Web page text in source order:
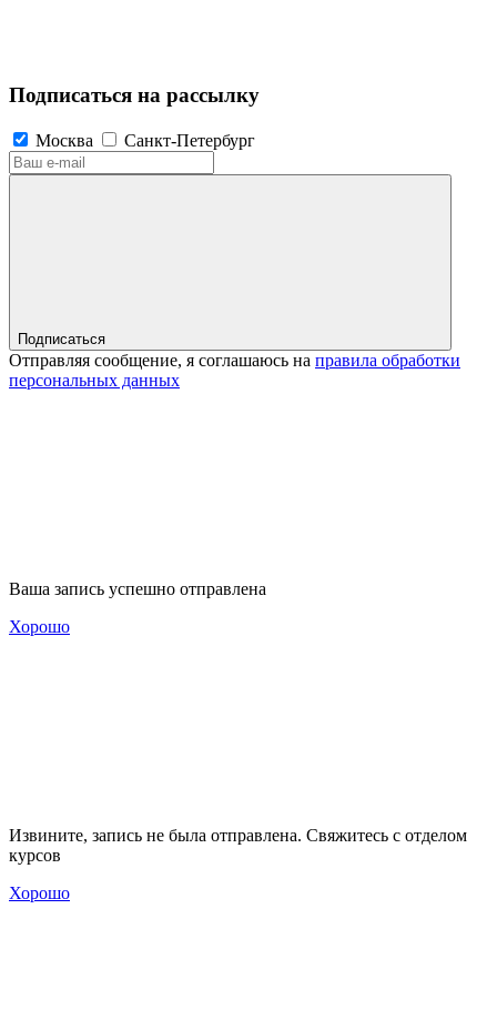
Подписаться на рассылку
Москва Санкт-Петербург
Подписаться
Отправляя сообщение, я соглашаюсь на правила обработки
персональных данных
Ваша запись успешно отправлена
Хорошо
Извините, запись не была отправлена. Свяжитесь с отделом
курсов
Хорошо